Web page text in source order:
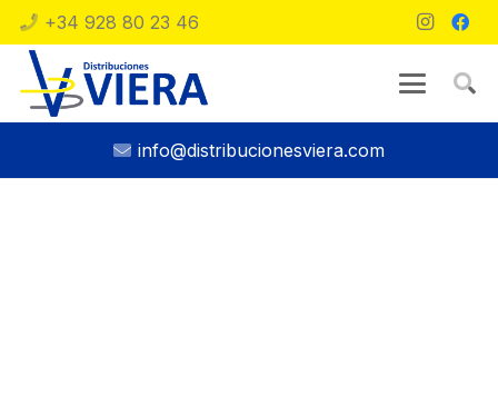
+34 928 80 23 46
info@distribucionesviera.com